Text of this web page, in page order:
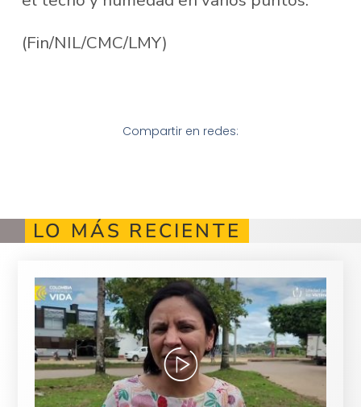
(Fin/NIL/CMC/LMY)
Compartir en redes:
LO MÁS RECIENTE